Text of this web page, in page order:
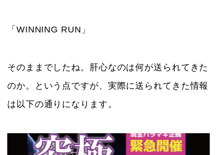
「WINNING RUN」
そのままでしたね。肝心なのは何が送られてきた
のか。という点ですが、実際に送られてきた情報
は以下の通りになります。